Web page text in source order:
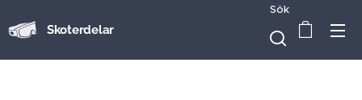
Skoterdelar
Sök